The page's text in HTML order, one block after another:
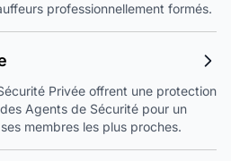
professionnellement formés.
Privée offrent une protection
Agents de Sécurité pour un
membres les plus proches.